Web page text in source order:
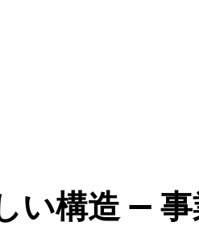
い構造 —